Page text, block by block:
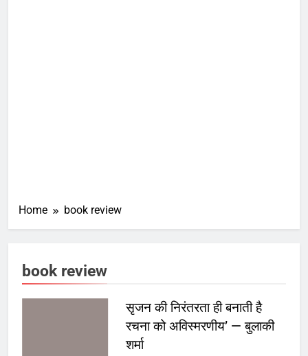
Home book review
book review
सृजन की निरंतरता ही बनाती है
रचना को अविस्मरणीय’ — बुलाकी
शर्मा